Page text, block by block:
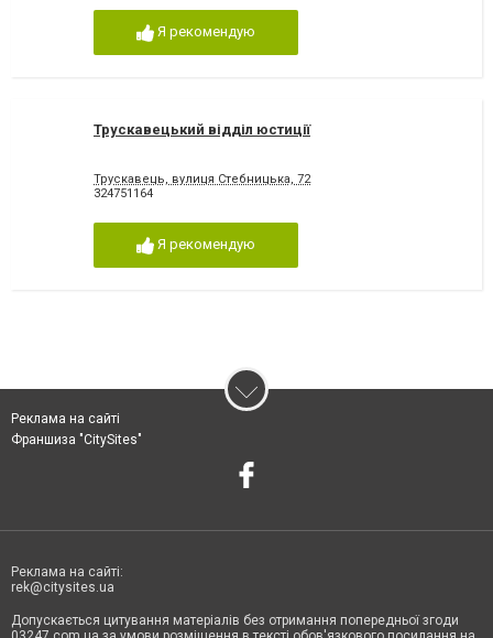
Я рекомендую
Трускавецький відділ юстиції
Трускавець, вулиця Стебницька, 72
324751164
Я рекомендую
Реклама на сайті
Франшиза "CitySites"
Реклама на сайті:
rek@citysites.ua
Допускається цитування матеріалів без отримання попередньої згоди